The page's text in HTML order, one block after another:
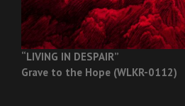
“LIVING IN DESPAIR”
Grave to the Hope (WLKR-0112)